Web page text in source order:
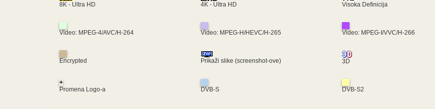
8K - Ultra HD 4K - Ultra HD Visoka Definicija
Video: MPEG-4/AVC/H-264 Video: MPEG-H/HEVC/H-265 Video: MPEG-I/VVC/H-266
Encrypted Prikaži slike (screenshot-ove) 3D
+
Promena Logo-a
DVB-S DVB-S2